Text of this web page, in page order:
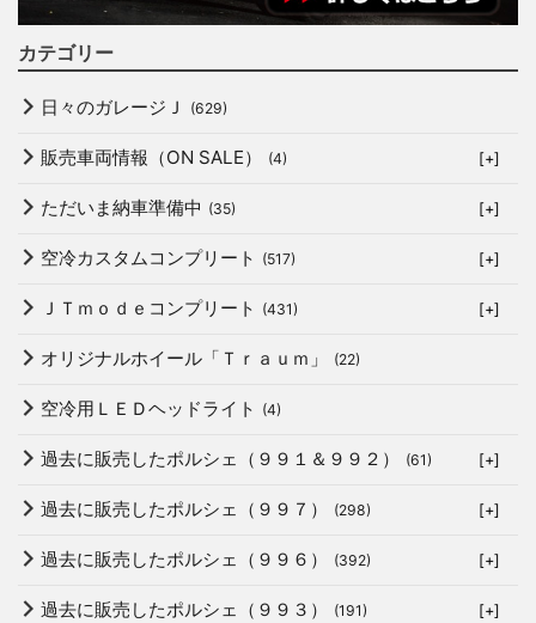
カテゴリー
日々のガレージＪ (629)
販売車両情報（ON SALE） (4) [+]
ただいま納車準備中 (35) [+]
空冷カスタムコンプリート (517) [+]
ＪＴｍｏｄｅコンプリート (431) [+]
オリジナルホイール「Ｔｒａｕｍ」 (22)
空冷用ＬＥＤヘッドライト (4)
過去に販売したポルシェ（９９１＆９９２） (61) [+]
過去に販売したポルシェ（９９７） (298) [+]
過去に販売したポルシェ（９９６） (392) [+]
過去に販売したポルシェ（９９３） (191) [+]